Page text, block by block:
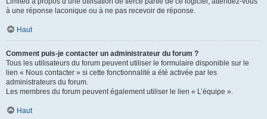
à une réponse laconique ou à ne pas recevoir de réponse.
Haut
Comment puis-je contacter un administrateur du forum ?
Tous les utilisateurs du forum peuvent utiliser le formulaire disponible sur le
lien « Nous contacter » si cette fonctionnalité a été activée par les
administrateurs du forum.
Les membres du forum peuvent également utiliser le lien « L’équipe ».
Haut